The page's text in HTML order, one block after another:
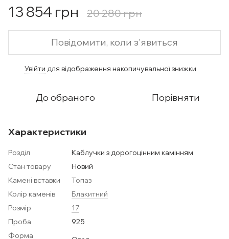
13 854 грн 20 280 грн
Повідомити, коли з'явиться
Увійти для відображення накопичувальної знижки
До обраного Порівняти
Характеристики
Розділ
Каблучки з дорогоцінним камінням
Стан товару
Новий
Камені вставки
Топаз
Колір каменів
Блакитний
Розмір
17
Проба
925
Форма